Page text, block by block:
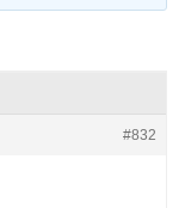
#832